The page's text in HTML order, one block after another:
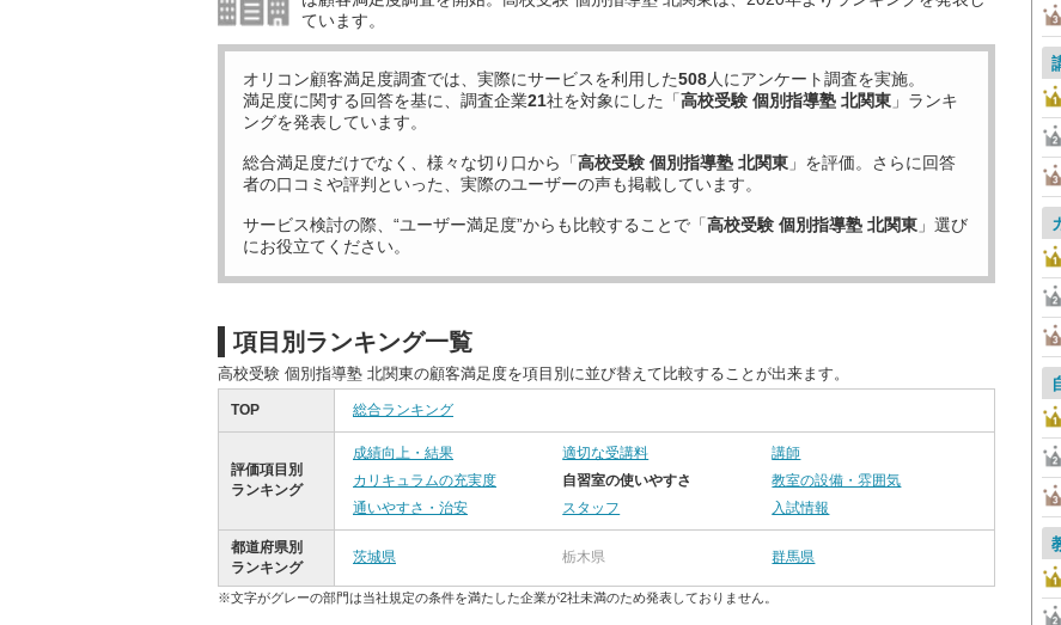
ています。
オリコン顧客満足度調査では、実際にサービスを利用した508人にアンケート調査を実施。
満足度に関する回答を基に、調査企業21社を対象にした「高校受験 個別指導塾 北関東 」ランキ
ングを発表しています。
総合満足度だけでなく、様々な切り口から「高校受験 個別指導塾 北関東 」を評価。さらに回答
者の口コミや評判といった、実際のユーザーの声も掲載しています。
サービス検討の際、“ユーザー満足度”からも比較することで「高校受験 個別指導塾 北関東 」選び
にお役立てください。
項目別ランキング一覧
高校受験 個別指導塾 北関東の顧客満足度を項目別に並び替えて比較することが出来ます。
TOP 総合ランキング
評価項目別
ランキング
成績向上・結果 適切な受講料
講師
カリキュラムの充実度
自習室の使いやすさ
教室の設備・雰囲気
通いやすさ・治安
スタッフ 入試情報
都道府県別
ランキング
茨城県 栃木県 群馬県
※文字がグレーの部門は当社規定の条件を満たした企業が2社未満のため発表しておりません。